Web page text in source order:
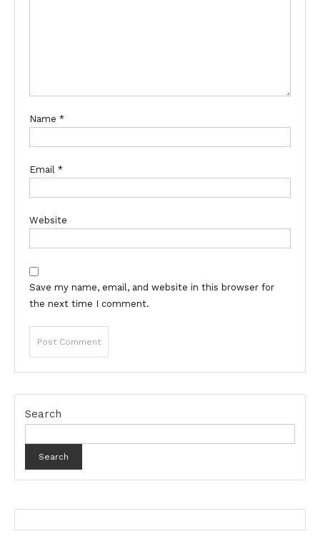
Name *
Email *
Website
Save my name, email, and website in this browser for
the next time I comment.
Search
Search